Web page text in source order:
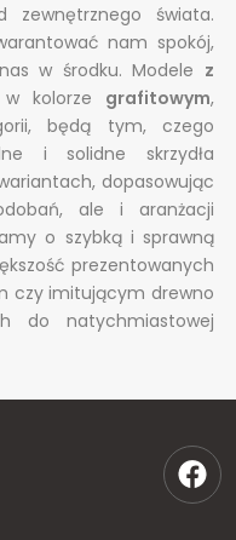
zewnętrznego świata.
nam spokój,
w środku. Modele z
w kolorze grafitowym,
będą tym, czego
i solidne skrzydła
dopasowując
ale i aranżacji
o szybką i sprawną
prezentowanych
czy imitującym drewno
do natychmiastowej